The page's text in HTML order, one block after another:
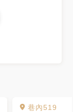
巷內519